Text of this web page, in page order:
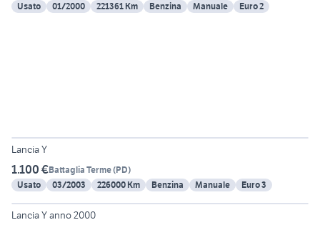
Usato
01/2000 221361 Km Benzina Manuale Euro 2
Lancia Y
1.100 €Battaglia Terme(PD)
Usato
03/2003 226000 Km Benzina Manuale Euro 3
6
Lancia Y anno 2000